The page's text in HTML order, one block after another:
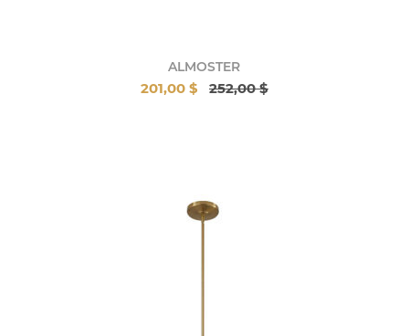
ALMOSTER
201,00 $ 252,00 $